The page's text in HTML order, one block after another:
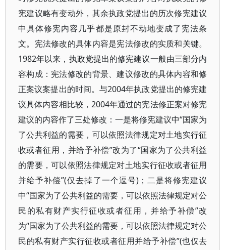
宪建议略有变动外，其余执政党提出的历次修宪建议
中具体修宪内容几乎都是原封不动地变成了宪法条
文。宪法修改的具体内容是宪法修改的实质和关键。
1982年以来，执政党提出的修宪建议一般由三部分内
容构成：宪法修改的背景、建议修改的具体内容和修
正案议案提出的时间。与2004年执政党提出的修宪建
议具体内容相比较，2004年通过的宪法修正案对修宪
建议的内容作了三处修改：一是将修宪建议中“国家为
了公共利益的需要，可以依照法律规定对土地实行征
收或者征用，并给予补偿”改为了“国家为了公共利益
的需要，可以依照法律规定对土地实行征收或者征用
并给予补偿”(仅去掉了一个逗号)；二是将修宪建议
中“国家为了公共利益的需要，可以依照法律规定对公
民的私有财产实行征收或者征用，并给予补偿”改
为“国家为了公共利益的需要，可以依照法律规定对公
民的私有财产实行征收或者征用并给予补偿”(也仅去